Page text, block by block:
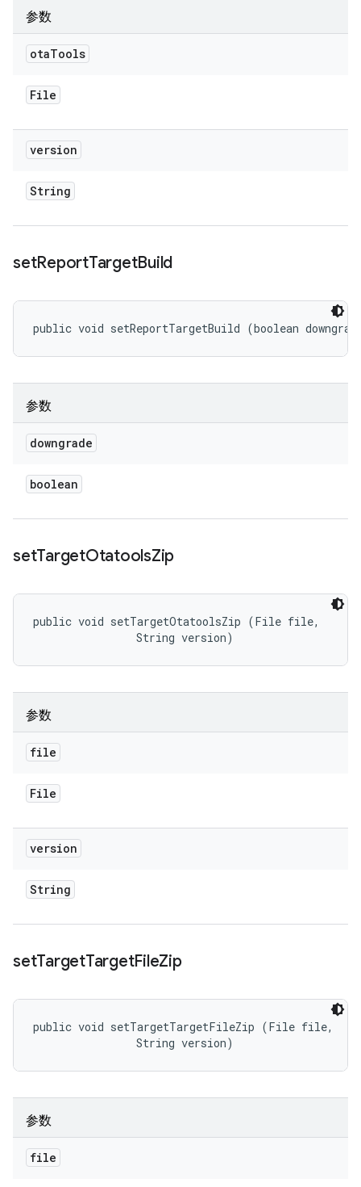
参数
otaTools
File
version
String
setReportTargetBuild
public void setReportTargetBuild (boolean
参数
downgrade
boolean
setTargetOtatoolsZip
public void setTargetOtatoolsZip (File file,
                String version)
参数
file
File
version
String
setTargetTargetFileZip
public void setTargetTargetFileZip (File file,
                String version)
参数
file